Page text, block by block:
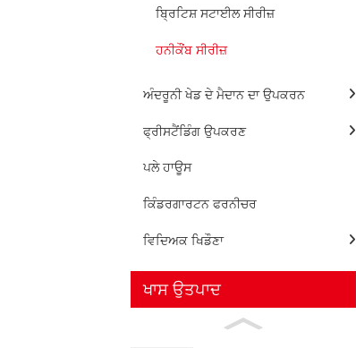
ਬ੍ਰਿਟਿਸ਼ ਸਟਾਈਲ ਸੀਰੀਜ਼
ਹਨੀਕੌਂਬ ਸੀਰੀਜ਼
ਅੰਦਰੂਨੀ ਖੇਡ ਦੇ ਮੈਦਾਨ ਦਾ ਉਪਕਰਨ
ਫ੍ਰੀਸਟੈਂਡਿੰਗ ਉਪਕਰਣ
ਪਲੇ ਹਾਊਸ
ਕਿੰਡਰਗਾਰਟਨ ਫਰਨੀਚਰ
ਵਿਦਿਅਕ ਖਿਡੌਣਾ
ਖਾਸ ਉਤਪਾਦ